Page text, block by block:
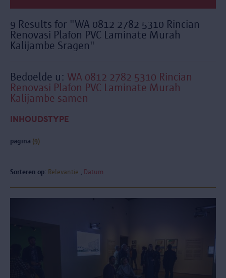
9 Results for "WA 0812 2782 5310 Rincian
Renovasi Plafon PVC Laminate Murah
Kalijambe Sragen"
Bedoelde u: WA 0812 2782 5310 Rincian
Renovasi Plafon PVC Laminate Murah
Kalijambe samen
INHOUDSTYPE
pagina (9)
Sorteren op: Relevantie Datum